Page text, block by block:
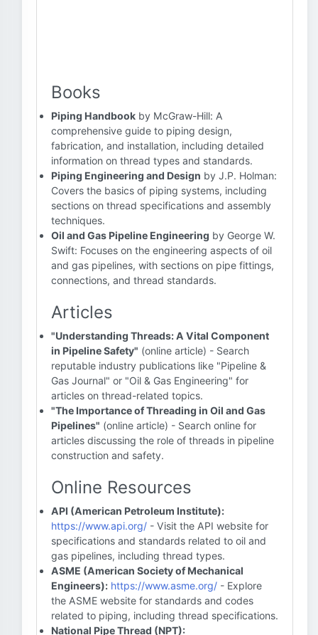
Books
Piping Handbook by McGraw-Hill: A
comprehensive guide to piping design,
fabrication, and installation, including detailed
information on thread types and standards.
Piping Engineering and Design by J.P. Holman:
Covers the basics of piping systems, including
sections on thread specifications and assembly
techniques.
Oil and Gas Pipeline Engineering by George W.
Swift: Focuses on the engineering aspects of oil
and gas pipelines, with sections on pipe fittings,
connections, and thread standards.
Articles
"Understanding Threads: A Vital Component
in Pipeline Safety" (online article) - Search
reputable industry publications like "Pipeline &
Gas Journal" or "Oil & Gas Engineering" for
articles on thread-related topics.
"The Importance of Threading in Oil and Gas
Pipelines" (online article) - Search online for
articles discussing the role of threads in pipeline
construction and safety.
Online Resources
API (American Petroleum Institute):
https://www.api.org/ - Visit the API website for
specifications and standards related to oil and
gas pipelines, including thread types.
ASME (American Society of Mechanical
Engineers): https://www.asme.org/ - Explore
the ASME website for standards and codes
related to piping, including thread specifications.
National Pipe Thread (NPT):